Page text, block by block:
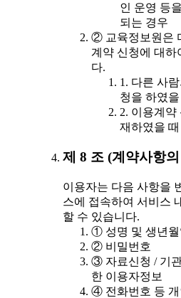
인 운영 등
되는 경우
② 교육정보원은
계약 신청에 대하
다.
1. 다른 사
청을 하였을
2. 이용계약
재하였을 때
제 8 조 (계약사항
이용자는 다음 사항을
스에 접속하여 서비스
할 수 있습니다.
① 성명 및 생년월
② 비밀번호
③ 자료신청 / 기
한 이용자정보
④ 전화번호 등 개